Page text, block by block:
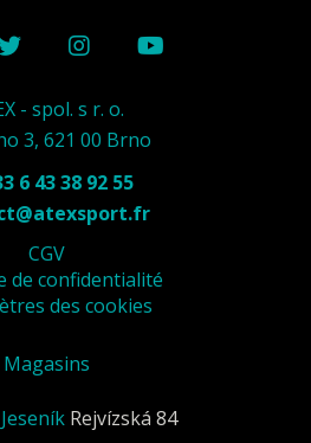
- spol. s r. o.
3, 621 00 Brno
6 43 38 92 55
CGV
de confidentialité
des cookies
Magasins
Rejvízská 84